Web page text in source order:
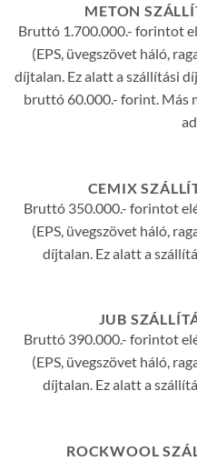
METON
Bruttó 1.700.000.- forintot
(EPS, üvegszövet háló,
díjtalan. Ez alatt a szállítási
bruttó 60.000.- forint. Más
CEMIX
Bruttó 350.000.- forintot
(EPS, üvegszövet háló,
díjtalan. Ez alatt a
JUB
Bruttó 390.000.- forintot
(EPS, üvegszövet háló,
díjtalan. Ez alatt a
ROCKWOOL